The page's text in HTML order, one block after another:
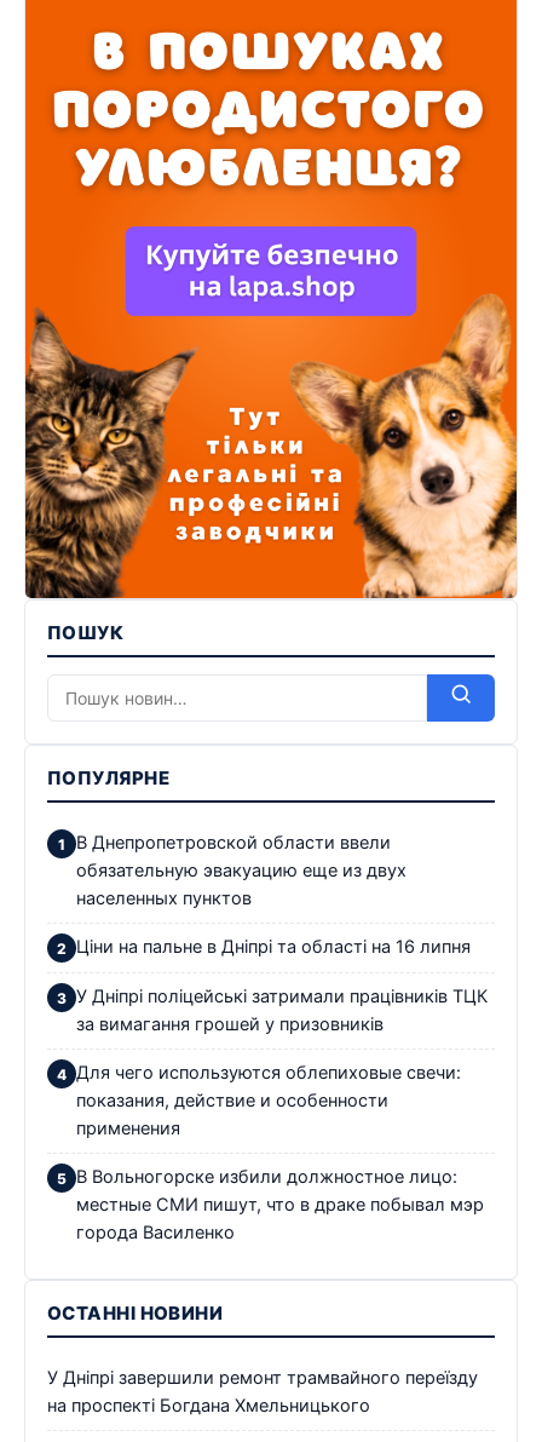
ПОШУК
ПОПУЛЯРНЕ
В Днепропетровской области ввели
обязательную эвакуацию еще из двух
населенных пунктов
Ціни на пальне в Дніпрі та області на 16 липня
У Дніпрі поліцейські затримали працівників ТЦК
за вимагання грошей у призовників
Для чего используются облепиховые свечи:
показания, действие и особенности
применения
В Вольногорске избили должностное лицо:
местные СМИ пишут, что в драке побывал мэр
города Василенко
ОСТАННІ НОВИНИ
У Дніпрі завершили ремонт трамвайного переїзду
на проспекті Богдана Хмельницького